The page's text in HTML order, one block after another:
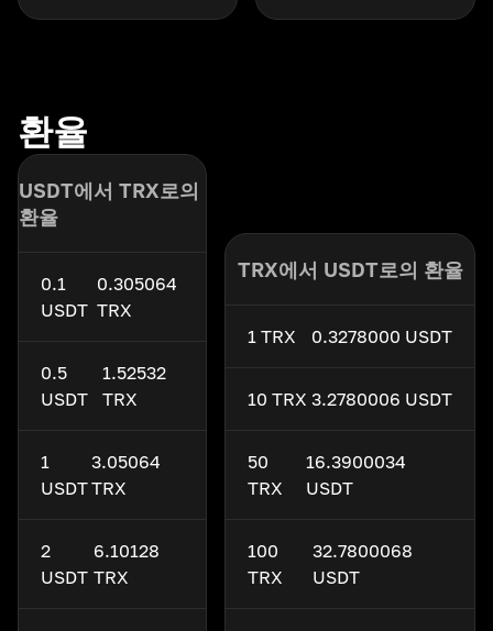
환율
USDT에서 TRX로의
환율
0.1
USDT
0.305064
TRX
0.5
USDT
1.52532
TRX
1
USDT
3.05064
TRX
2
USDT
6.10128
TRX
TRX에서 USDT로의 환율
1 TRX 0.3278000 USDT
10 TRX 3.2780006 USDT
50
TRX
16.3900034
USDT
100
TRX
32.7800068
USDT